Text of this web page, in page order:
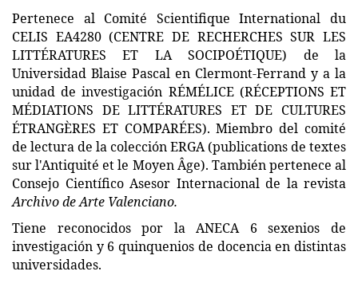
Pertenece al Comité Scientifique International du
CELIS EA4280 (CENTRE DE RECHERCHES SUR LES
LITTÉRATURES ET LA SOCIPOÉTIQUE) de la
Universidad Blaise Pascal en Clermont-Ferrand y a la
unidad de investigación RÉMÉLICE (RÉCEPTIONS ET
MÉDIATIONS DE LITTÉRATURES ET DE CULTURES
ÉTRANGÈRES ET COMPARÉES). Miembro del comité
de lectura de la colecciónERGA (publications de textes
sur l'Antiquité et le Moyen Âge). También pertenece al
Consejo Científico Asesor Internacional de la revista
Archivo de Arte Valenciano.
Tiene reconocidos por la ANECA 6 sexenios de
investigación y 6 quinquenios de docencia en distintas
universidades.